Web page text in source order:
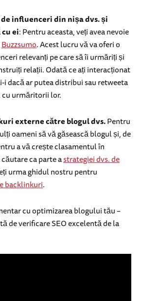
de influenceri din nișa dvs. și
ei: Pentru aceasta, veți avea nevoie
Buzzsumo. Acest lucru vă va oferi o
relevanți pe care să îi urmăriți și
relații. Odată ce ați interacționat
i dacă ar putea distribui sau retweeta
urmăritorii lor.
externe către blogul dvs.Pentru
oameni să vă găsească blogul și, de
a vă crește clasamentul în
ca parte astrategiei dvs. de
urma ghidul nostru pentru
backlinkuri.
cu optimizarea blogului tău –
de verificare SEO excelentă de la